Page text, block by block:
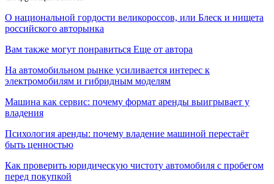
О национальной гордости великороссов, или Блеск и нищета
российского авторынка
Вам также могут понравиться Еще от автора
На автомобильном рынке усиливается интерес к
электромобилям и гибридным моделям
Машина как сервис: почему формат аренды выигрывает у
владения
Психология аренды: почему владение машиной перестаёт
быть ценностью
Как проверить юридическую чистоту автомобиля с пробегом
перед покупкой